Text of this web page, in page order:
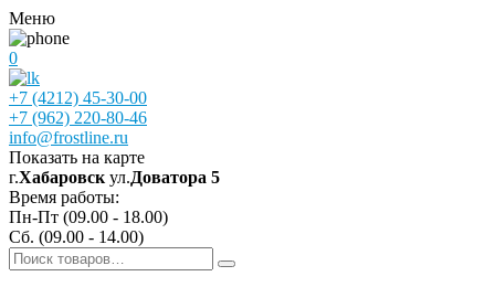
Меню
0
+7 (4212) 45-30-00
+7 (962) 220-80-46
info@frostline.ru
Показать на карте
г.Хабаровск ул.Доватора 5
Время работы:
Пн-Пт (09.00 - 18.00)
Сб. (09.00 - 14.00)